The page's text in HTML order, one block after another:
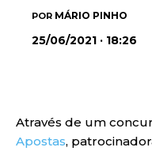
POR MÁRIO PINHO
25/06/2021 · 18:26
Através de um
Apostas,